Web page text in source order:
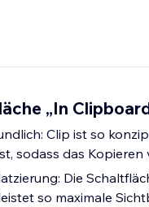
„In
Clip ist so
sodass das
Die
so maximale